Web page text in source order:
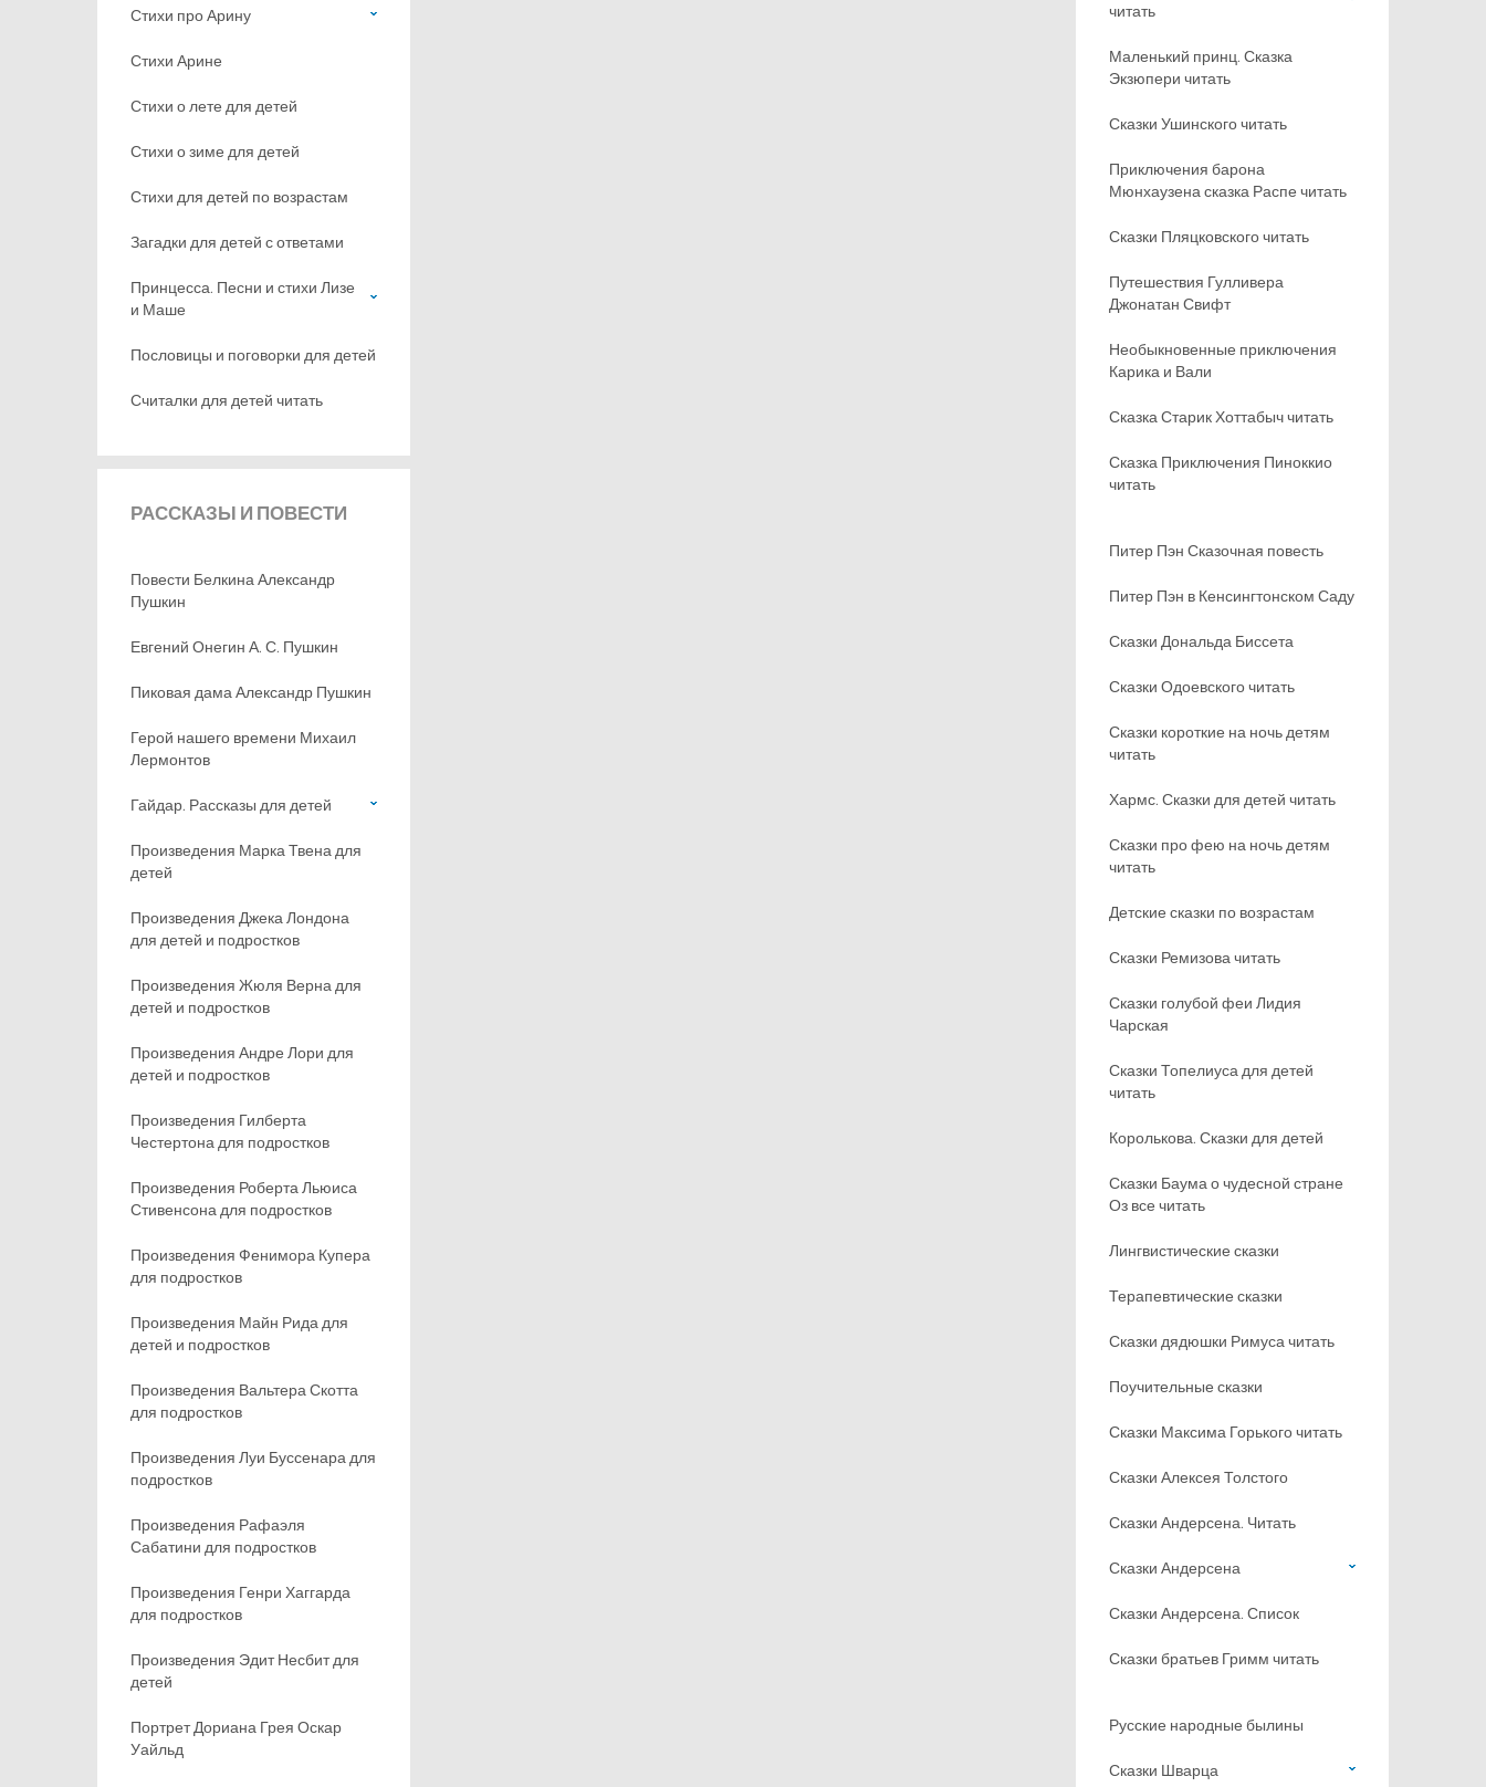
Стихи про Арину
Стихи Арине
Стихи о лете для детей
Стихи о зиме для детей
Стихи для детей по возрастам
Загадки для детей с ответами
Принцесса. Песни и стихи Лизе
и Маше
Пословицы и поговорки для детей
Считалки для детей читать
РАССКАЗЫ И ПОВЕСТИ
Повести Белкина Александр
Пушкин
Евгений Онегин А. С. Пушкин
Пиковая дама Александр Пушкин
Герой нашего времени Михаил
Лермонтов
Гайдар. Рассказы для детей
Произведения Марка Твена для
детей
Произведения Джека Лондона
для детей и подростков
Произведения Жюля Верна для
детей и подростков
Произведения Андре Лори для
детей и подростков
Произведения Гилберта
Честертона для подростков
Произведения Роберта Льюиса
Стивенсона для подростков
Произведения Фенимора Купера
для подростков
Произведения Майн Рида для
детей и подростков
Произведения Вальтера Скотта
для подростков
Произведения Луи Буссенара для
подростков
Произведения Рафаэля
Сабатини для подростков
Произведения Генри Хаггарда
для подростков
Произведения Эдит Несбит для
детей
Портрет Дориана Грея Оскар
Уайльд
читать
Маленький принц. Сказка
Экзюпери читать
Сказки Ушинского читать
Приключения барона
Мюнхаузена сказка Распе читать
Сказки Пляцковского читать
Путешествия Гулливера
Джонатан Свифт
Необыкновенные приключения
Карика и Вали
Сказка Старик Хоттабыч читать
Сказка Приключения Пиноккио
читать
Питер Пэн Сказочная повесть
Питер Пэн в Кенсингтонском Саду
Сказки Дональда Биссета
Сказки Одоевского читать
Сказки короткие на ночь детям
читать
Хармс. Сказки для детей читать
Сказки про фею на ночь детям
читать
Детские сказки по возрастам
Сказки Ремизова читать
Сказки голубой феи Лидия
Чарская
Сказки Топелиуса для детей
читать
Королькова. Сказки для детей
Сказки Баума о чудесной стране
Оз все читать
Лингвистические сказки
Терапевтические сказки
Сказки дядюшки Римуса читать
Поучительные сказки
Сказки Максима Горького читать
Сказки Алексея Толстого
Сказки Андерсена. Читать
Сказки Андерсена
Сказки Андерсена. Список
Сказки братьев Гримм читать
Русские народные былины
Сказки Шварца